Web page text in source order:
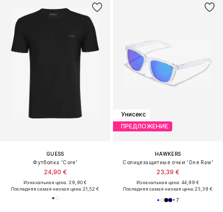
GUESS
Футболка 'Core'
24,90 €
Изначальная цена: 29,90 €
Последняя самая низкая цена:21,52 €
Унисекс
ПРЕДЛОЖЕНИЕ
HAWKERS
Солнцезащитные очки 'One Raw'
23,39 €
Изначальная цена: 44,99 €
Последняя самая низкая цена:23,39 €
+7